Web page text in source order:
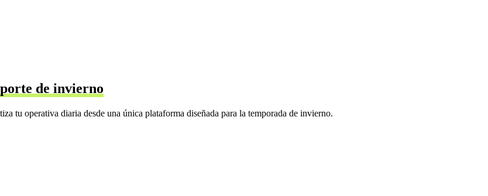
de invierno
tu operativa diaria desde una única plataforma diseñada para la temporada de invierno.